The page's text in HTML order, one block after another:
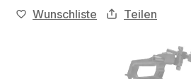
Wunschliste Teilen